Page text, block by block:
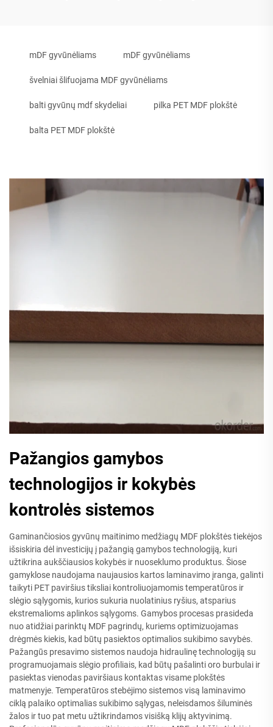
mDF gyvūnėliams mDF gyvūnėliams
švelniai šlifuojama MDF gyvūnėliams
balti gyvūnų mdf skydeliai pilka PET MDF plokštė
balta PET MDF plokštė
Pažangios gamybos
technologijos ir kokybės
kontrolės sistemos
Gaminančiosios gyvūnų maitinimo medžiagų MDF plokštės tiekėjos
išsiskiria dėl investicijų į pažangią gamybos technologiją, kuri
užtikrina aukščiausios kokybės ir nuoseklumo produktus. Šiose
gamyklose naudojama naujausios kartos laminavimo įranga, galinti
taikyti PET paviršius tiksliai kontroliuojamomis temperatūros ir
slėgio sąlygomis, kurios sukuria nuolatinius ryšius, atsparius
ekstremalioms aplinkos sąlygoms. Gamybos procesas prasideda
nuo atidžiai parinktų MDF pagrindų, kuriems optimizuojamas
drėgmės kiekis, kad būtų pasiektos optimalios sukibimo savybės.
Pažangūs presavimo sistemos naudoja hidraulinę technologiją su
programuojamais slėgio profiliais, kad būtų pašalinti oro burbulai ir
pasiektas vienodas paviršiaus kontaktas visame plokštės
matmenyje. Temperatūros stebėjimo sistemos visą laminavimo
ciklą palaiko optimalias sukibimo sąlygas, neleisdamos šiluminės
žalos ir tuo pat metu užtikrindamos visišką klijų aktyvinimą.